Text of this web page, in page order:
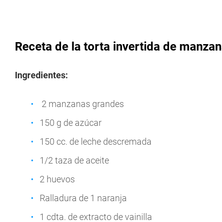
Receta de la torta invertida de
Ingredientes:
2 manzanas grandes
150 g de azúcar
150 cc. de leche descremada
1/2 taza de aceite
2 huevos
Ralladura de 1 naranja
1 cdta. de extracto de vainilla